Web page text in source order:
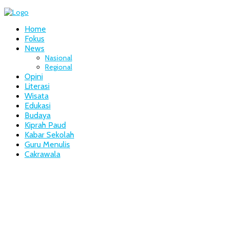
Home
Fokus
News
Nasional
Regional
Opini
Literasi
Wisata
Edukasi
Budaya
Kiprah Paud
Kabar Sekolah
Guru Menulis
Cakrawala